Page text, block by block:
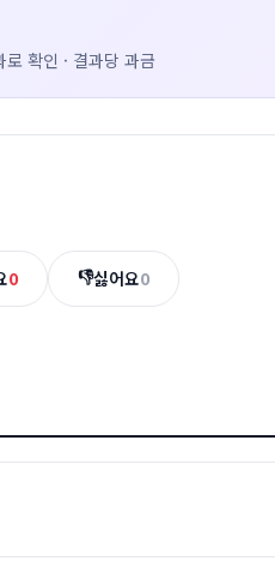
확인 · 결과당 과금
0 👎싫어요0